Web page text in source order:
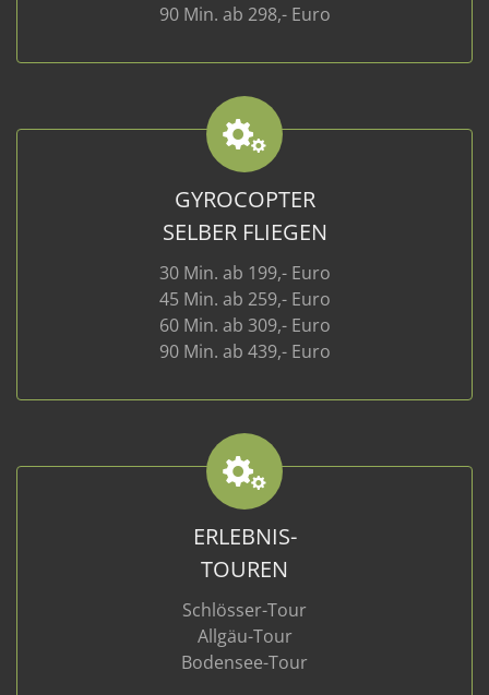
90 Min. ab 298,- Euro
GYROCOPTER
SELBER FLIEGEN
30 Min. ab 199,- Euro
45 Min. ab 259,- Euro
60 Min. ab 309,- Euro
90 Min. ab 439,- Euro
ERLEBNIS-
TOUREN
Schlösser-Tour
Allgäu-Tour
Bodensee-Tour